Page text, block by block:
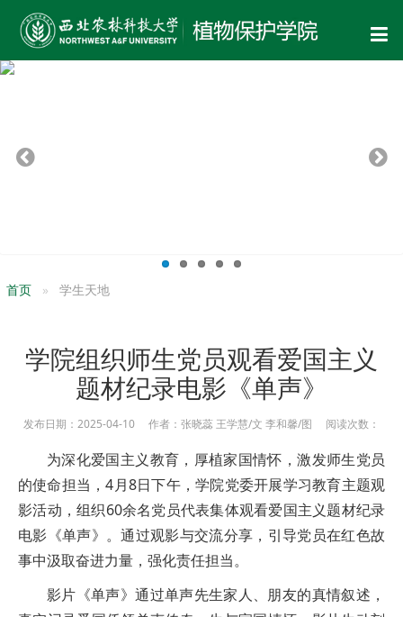
首页 学生天地
学院组织师生党员观看爱国主义
题材纪录电影《单声》
发布日期：2025-04-10 作者：张晓蕊 王学慧/文 李和馨/图 阅读次数：
为深化爱国主义教育，厚植家国情怀，激发师生党员
的使命担当，4月8日下午，学院党委开展学习教育主题观
影活动，组织60余名党员代表集体观看爱国主义题材纪录
电影《单声》。通过观影与交流分享，引导党员在红色故
事中汲取奋进力量，强化责任担当。
影片《单声》通过单声先生家人、朋友的真情叙述，